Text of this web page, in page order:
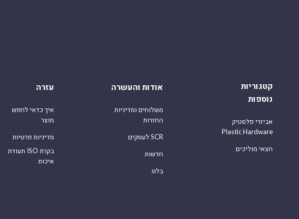
קטגוריות
נוספות
אביזרי פלסטיק
Plastic Hardware
חצאי מוליכים
אודות והעשרה
משלוחים ומדיניות
החזרות
לעסקים SCR
חדשות
בלוג
עזרה
איך כדאי לחפש
מוצר
מדיניות פרטיות
תעודת ISO בקרת
איכות